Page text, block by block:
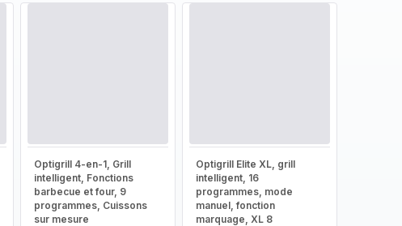
Optigrill 4-en-1, Grill
intelligent, Fonctions
barbecue et four, 9
programmes, Cuissons
sur mesure
Optigrill Elite XL, grill
intelligent, 16
programmes, mode
manuel, fonction
marquage, XL 8